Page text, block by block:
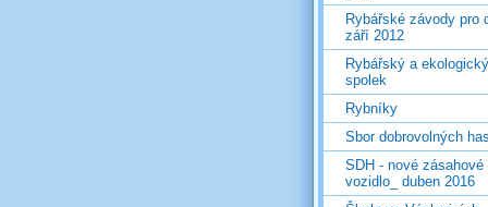
Rybářské závody pro
září 2012
Rybářský a ekologický
spolek
Rybníky
Sbor dobrovolných
SDH - nové zásahové
vozidlo_ duben 2016